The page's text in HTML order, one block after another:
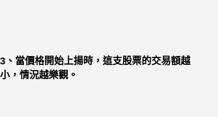
3、當價格開始上揚時，這支股票的交易額越
小，情況越樂觀。